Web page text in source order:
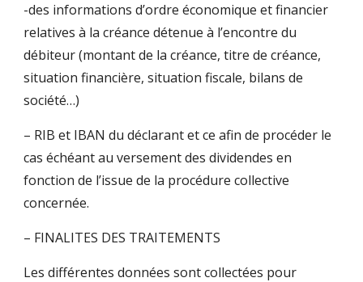
-des informations d’ordre économique et financier
relatives à la créance détenue à l’encontre du
débiteur (montant de la créance, titre de créance,
situation financière, situation fiscale, bilans de
société…)
– RIB et IBAN du déclarant et ce afin de procéder le
cas échéant au versement des dividendes en
fonction de l’issue de la procédure collective
concernée.
– FINALITES DES TRAITEMENTS
Les différentes données sont collectées pour